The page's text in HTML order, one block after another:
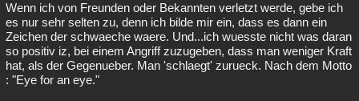
Wenn ich von Freunden oder Bekannten verletzt werde, gebe ich
es nur sehr selten zu, denn ich bilde mir ein, dass es dann ein
Zeichen der schwaeche waere. Und...ich wuesste nicht was daran
so positiv iz, bei einem Angriff zuzugeben, dass man weniger Kraft
hat, als der Gegenueber. Man 'schlaegt' zurueck. Nach dem Motto
: "Eye for an eye."